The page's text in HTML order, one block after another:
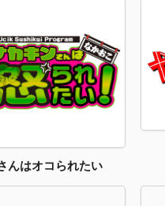
んはオコられたい